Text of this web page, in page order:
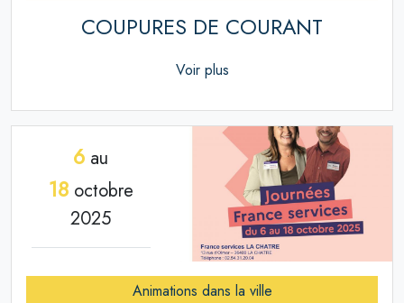
COUPURES DE COURANT
Voir plus
6 au
18octobre
2025
Animations dans la ville